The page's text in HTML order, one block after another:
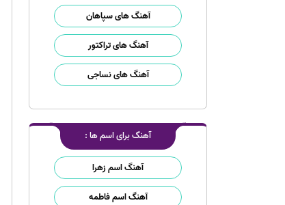
آهنگ های سپاهان
آهنگ های تراکتور
آهنگ های نساجی
آهنگ برای اسم ها :
آهنگ اسم زهرا
آهنگ اسم فاطمه